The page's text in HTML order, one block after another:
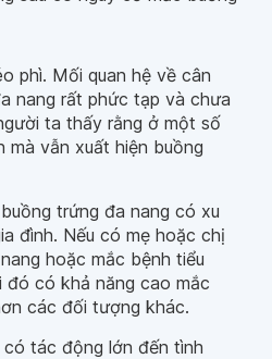
phì. Mối quan hệ về cân
nang rất phức tạp và chưa
ta thấy rằng ở một số
vẫn xuất hiện buồng
trứng đa nang có xu
đình. Nếu có mẹ hoặc chị
hoặc mắc bệnh tiểu
có khả năng cao mắc
các đối tượng khác.
có tác động lớn đến tình